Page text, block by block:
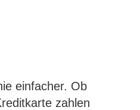
einfacher. Ob
zahlen